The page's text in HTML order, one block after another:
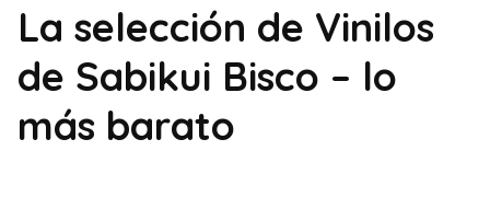
La selección de Vinilos
de Sabikui Bisco – lo
más barato